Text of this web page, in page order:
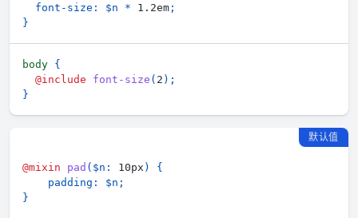
font-size : $n * 1.2em ;
}
body {
@include
font-size ( 2 ) ;
}
默认值
@mixin pad ( $n : 10px )
{
padding : $n ;
}